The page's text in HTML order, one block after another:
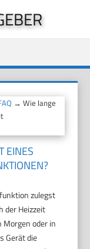
→ Wie lange
EINES
zulegst
der Heizzeit
Morgen oder in
Gerät die